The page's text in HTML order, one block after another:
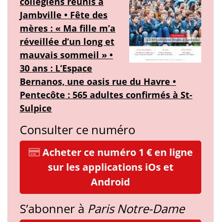
Jambville • Fête des
mères : « Ma fille m’a
réveillée d’un long et
mauvais sommeil » •
30 ans : L’Espace
Bernanos, une oasis rue du Havre •
Pentecôte : 565 adultes confirmés à St-
Sulpice
Consulter ce numéro
Acheter ce numéro 1 € en ligne
sur les applications iOs et
Android
S’abonner à Paris Notre-Dame